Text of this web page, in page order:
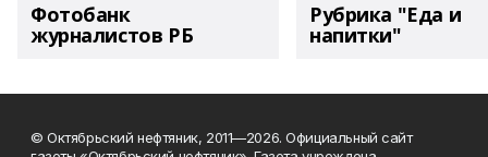
Фотобанк
журналистов РБ
Рубрика "Еда и
напитки"
© Октябрьский нефтяник, 2011—2026. Официальный сайт